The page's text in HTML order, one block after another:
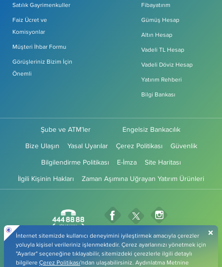
Satılık Gayrimenkuller
Faiz Ücret ve
Komisyonlar
Müşteri İhbar Formu
Görüşleriniz Bizim İçin
Önemli
Fibayatırım
Gümüş Hesap
Altın Hesap
Vadeli TL Hesap
Vadeli Döviz Hesap
Yatırım Rehberi
Bilgi Bankası
Şube ve ATM’ler
Engelsiz Bankacılık
Bize Ulaşın
Yasal Uyarılar Çerez Politikası
Güvenlik
Bilgilendirme Politikası
E-İmza
Site Haritası
İlgili Kişinin Hakları
Zaman Aşımına Uğrayan Yatırım Ürünleri
Fibabanka Facebook Sayfası
Fibabanka Twitter
Fibabanka
Fibabanka LinkedIn Sayfası
Fibabanka YouTube
Fibabanka TikTok